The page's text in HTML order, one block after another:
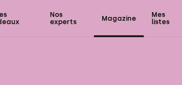
Nos
experts
Magazine
Mes
listes